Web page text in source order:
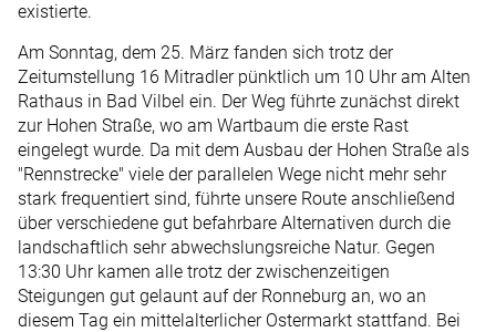
existierte.
Am Sonntag, dem 25. März fanden sich trotz der
Zeitumstellung 16 Mitradler pünktlich um 10 Uhr am Alten
Rathaus in Bad Vilbel ein. Der Weg führte zunächst direkt
zur Hohen Straße, wo am Wartbaum die erste Rast
eingelegt wurde. Da mit dem Ausbau der Hohen Straße als
"Rennstrecke" viele der parallelen Wege nicht mehr sehr
stark frequentiert sind, führte unsere Route anschließend
über verschiedene gut befahrbare Alternativen durch die
landschaftlich sehr abwechslungsreiche Natur. Gegen
13:30 Uhr kamen alle trotz der zwischenzeitigen
Steigungen gut gelaunt auf der Ronneburg an, wo an
diesem Tag ein mittelalterlicher Ostermarkt stattfand. Bei